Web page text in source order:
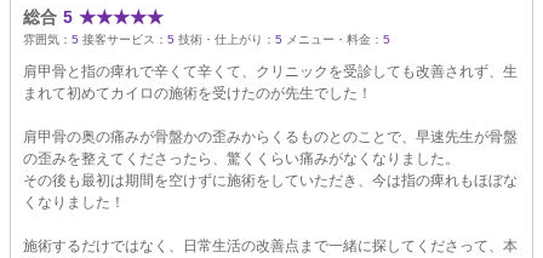
総合 5 ★★★★★
雰囲気： 5 接客サービス： 5 技術・仕上がり： 5 メニュー・料金： 5
肩甲骨と指の痺れで辛くて辛くて、クリニックを受診しても改善されず、生
まれて初めてカイロの施術を受けたのが先生でした！
肩甲骨の奥の痛みが骨盤かの歪みからくるものとのことで、早速先生が骨盤
の歪みを整えてくださったら、驚くくらい痛みがなくなりました。
その後も最初は期間を空けずに施術をしていただき、今は指の痺れもほぼな
くなりました！
施術するだけではなく、日常生活の改善点まで一緒に探してくださって、本